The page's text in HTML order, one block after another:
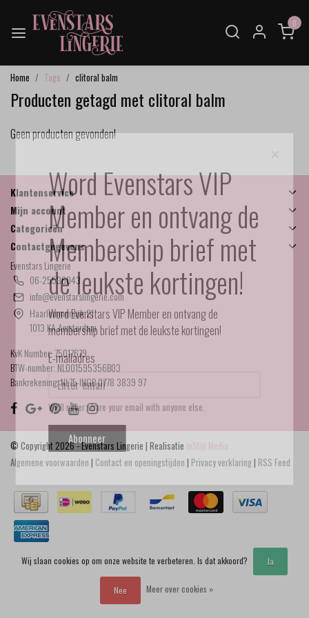
0
Home Tags clitoral balm
Producten getagd met clitoral balm
Geen producten gevonden!
Klantenservice
Mijn account
Categorieën
Contactgegevens
Evenstars Lingerie
06-25536043
info@evenstarslingerie.com
Haarlemmerdijk 21
1013 KA Amsterdam
KvK Number: 75017679
BTW-number: NL001595356B03
Bankrekening: NL75 INGB 0778 3839 97
© Copyright 2026 - Evenstars Lingerie | Realisatie InStijl Media
Algemene voorwaarden | Contact en openingstijden | Privacy verklaring| RSS Feed
×
Word Evenstars VIP
Member en ontvang de
Membership brief met
de leukste kortingen!
Word Evenstars VIP Member en ontvang de
membership brief met de leukste kortingen!
E-mailadres
We'll never share your email with anyone else.
Abonneer
Wij slaan cookies op om onze website te verbeteren. Is dat akkoord? Ja
Nee Meer over cookies »